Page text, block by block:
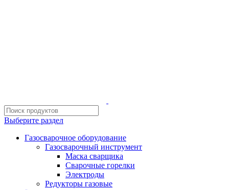
Выберите раздел
Газосварочное оборудование
Газосварочный инструмент
Маска сварщика
Сварочные горелки
Электроды
Редукторы газовые